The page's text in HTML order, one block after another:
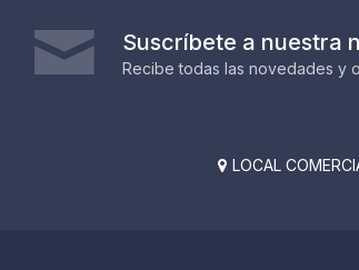
Suscríbete a nuestra
Recibe todas las novedades y
 LOCAL